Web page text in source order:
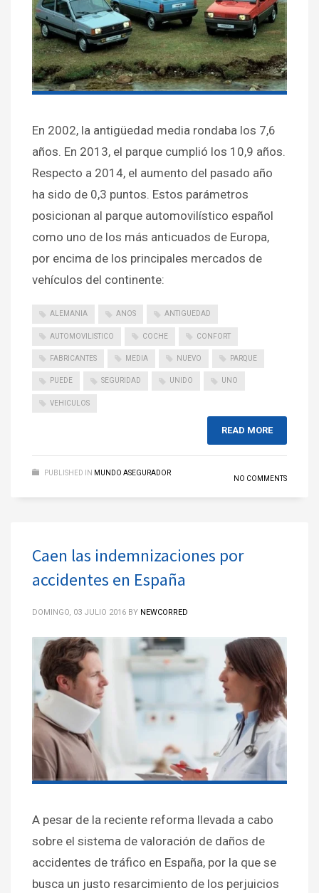
En 2002, la antigüedad media rondaba los 7,6
años. En 2013, el parque cumplió los 10,9 años.
Respecto a 2014, el aumento del pasado año
ha sido de 0,3 puntos. Estos parámetros
posicionan al parque automovilístico español
como uno de los más anticuados de Europa,
por encima de los principales mercados de
vehículos del continente:
ALEMANIA ANOS ANTIGUEDAD
AUTOMOVILISTICO COCHE CONFORT
FABRICANTES MEDIA NUEVO PARQUE
PUEDE SEGURIDAD UNIDO UNO
VEHICULOS
READ MORE
PUBLISHED IN MUNDO ASEGURADOR
NO COMMENTS
Caen las indemnizaciones por
accidentes en España
DOMINGO, 03 JULIO 2016 BY NEWCORRED
A pesar de la reciente reforma llevada a cabo
sobre el sistema de valoración de daños de
accidentes de tráfico en España, por la que se
busca un justo resarcimiento de los perjuicios